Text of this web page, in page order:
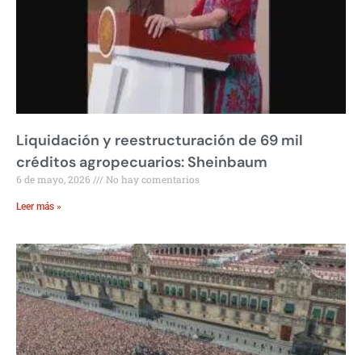
Liquidación y reestructuración de 69 mil
créditos agropecuarios: Sheinbaum
6 de mayo, 2026 No hay comentarios
Leer más »